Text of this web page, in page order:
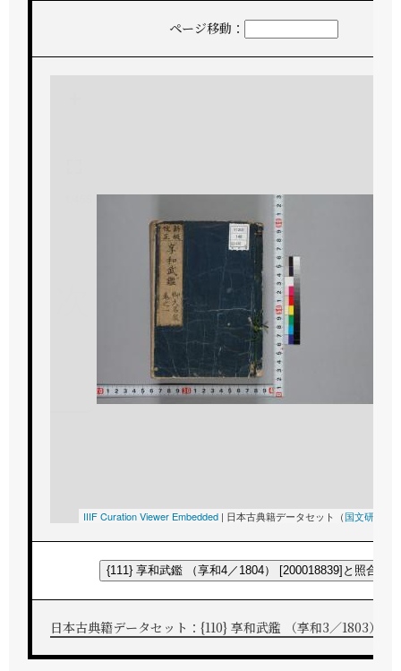
ページ移動：
IIIF Curation Viewer Embedded | 日本古典籍データセット（国文研
{111} 享和武鑑 （享和4／1804） [200018839]と照合する
日本古典籍データセット：{110} 享和武鑑 （享和3／1803）